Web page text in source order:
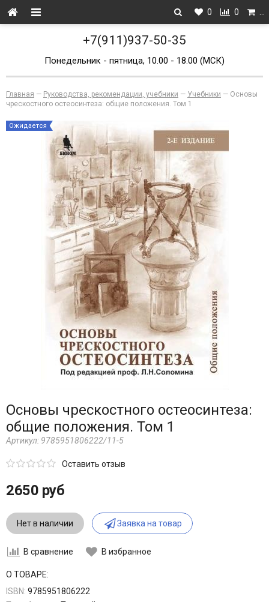
0 0
+7(911)937-50-35
Понедельник - пятница, 10.00 - 18.00 (МСК)
Главная — Руководства, рекомендации, учебники — Учебники — Основы
чрескостного остеосинтеза: общие положения. Том 1
Ожидается
Основы чрескостного остеосинтеза:
общие положения. Том 1
Артикул: 9785951806222/11-5
Оставить отзыв
2650 руб
Нет в наличии Заявка на товар
В сравнение В избранное
О ТОВАРЕ:
ISBN: 9785951806222